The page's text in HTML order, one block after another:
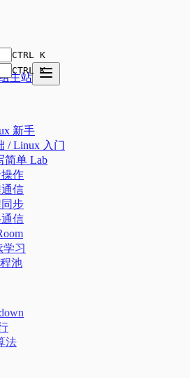
CTRL K
CTRL K
新手
/ Linux 入门
简单 Lab
作
信
步
信
学习
池
法